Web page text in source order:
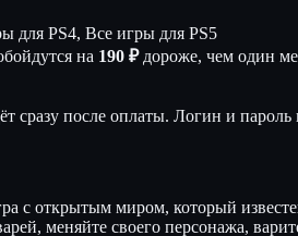
для PS4, Все игры для PS5
на 190 ₽дороже, чем один
сразу после оплаты. Логин и
с открытым миром, который
меняйте своего персонажа,